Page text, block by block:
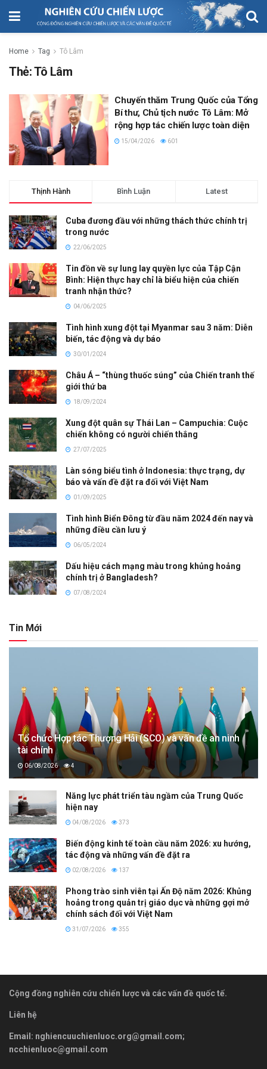
Home Tag Tô Lâm
Thẻ:Tô Lâm
Chuyến thăm Trung Quốc của Tổng
Bí thư, Chủ tịch nước Tô Lâm: Mở
rộng hợp tác chiến lược toàn diện
15/04/2026 601
Thịnh Hành Bình Luận Latest
Cuba đương đầu với những thách thức chính trị
trong nước
22/06/2025
Tin đồn về sự lung lay quyền lực của Tập Cận
Bình: Hiện thực hay chỉ là biểu hiện của chiến
tranh nhận thức?
04/06/2025
Tình hình xung đột tại Myanmar sau 3 năm: Diễn
biến, tác động và dự báo
30/01/2024
Châu Á – “thùng thuốc súng” của Chiến tranh thế
giới thứ ba
18/09/2024
Xung đột quân sự Thái Lan – Campuchia: Cuộc
chiến không có người chiến thắng
27/07/2025
Làn sóng biểu tình ở Indonesia: thực trạng, dự
báo và vấn đề đặt ra đối với Việt Nam
01/09/2025
Tình hình Biển Đông từ đầu năm 2024 đến nay và
những điều cần lưu ý
06/05/2024
Dấu hiệu cách mạng màu trong khủng hoảng
chính trị ở Bangladesh?
07/08/2024
Tin Mới
Tổ chức Hợp tác Thượng Hải (SCO) và vấn đề an ninh
tài chính
06/08/2026 4
Năng lực phát triển tàu ngầm của Trung Quốc
hiện nay
04/08/2026 373
Biến động kinh tế toàn cầu năm 2026: xu hướng,
tác động và những vấn đề đặt ra
02/08/2026 137
Phong trào sinh viên tại Ấn Độ năm 2026: Khủng
hoảng trong quản trị giáo dục và những gợi mở
chính sách đối với Việt Nam
31/07/2026 355
Cộng đồng nghiên cứu chiến lược và các vấn đề quốc tế.
Liên hệ
Email: nghiencuuchienluoc.org@gmail.com;
ncchienluoc@gmail.com